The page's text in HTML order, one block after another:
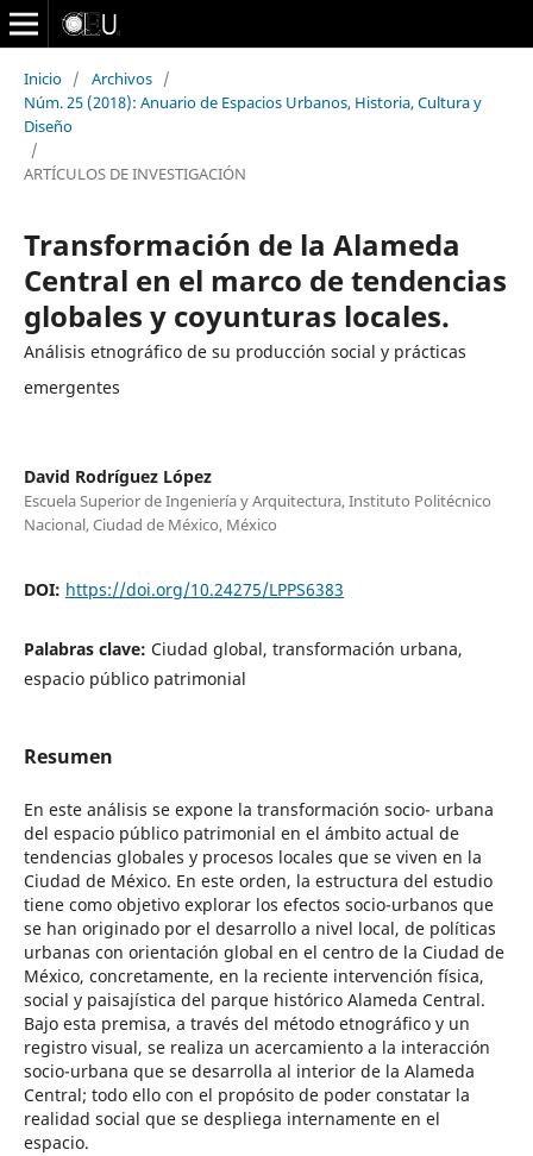
Inicio / Archivos /
Núm. 25 (2018): Anuario de Espacios Urbanos, Historia, Cultura y
Diseño
/
ARTÍCULOS DE INVESTIGACIÓN
Transformación de la Alameda
Central en el marco de tendencias
globales y coyunturas locales.
Análisis etnográfico de su producción social y prácticas
emergentes
David Rodríguez López
Escuela Superior de Ingeniería y Arquitectura, Instituto Politécnico
Nacional, Ciudad de México, México
DOI: https://doi.org/10.24275/LPPS6383
Palabras clave: Ciudad global, transformación urbana,
espacio público patrimonial
Resumen
En este análisis se expone la transformación socio- urbana
del espacio público patrimonial en el ámbito actual de
tendencias globales y procesos locales que se viven en la
Ciudad de México. En este orden, la estructura del estudio
tiene como objetivo explorar los efectos socio-urbanos que
se han originado por el desarrollo a nivel local, de políticas
urbanas con orientación global en el centro de la Ciudad de
México, concretamente, en la reciente intervención física,
social y paisajística del parque histórico Alameda Central.
Bajo esta premisa, a través del método etnográfico y un
registro visual, se realiza un acercamiento a la interacción
socio-urbana que se desarrolla al interior de la Alameda
Central; todo ello con el propósito de poder constatar la
realidad social que se despliega internamente en el
espacio.